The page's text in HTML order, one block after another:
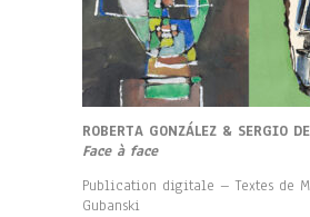
ROBERTA GONZÁLEZ & SERGIO
Face à face
Publication digitale – Textes de
Gubanski